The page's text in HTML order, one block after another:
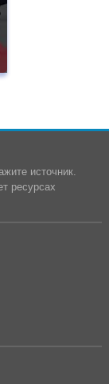
источник.
ресурсах